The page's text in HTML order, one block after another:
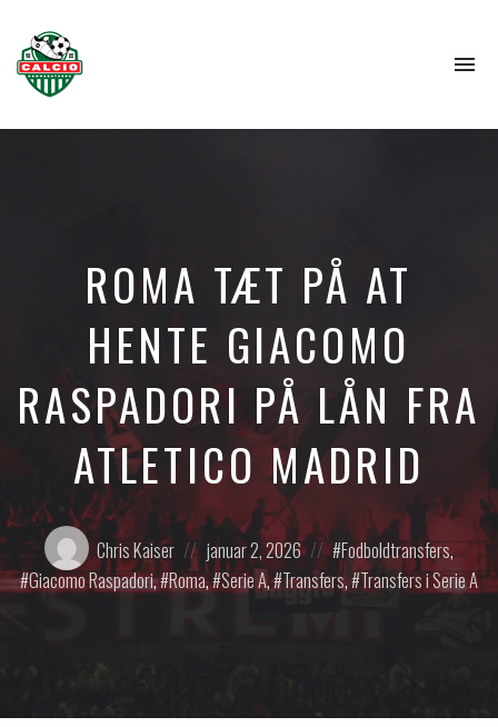
ROMA TÆT PÅ AT
HENTE GIACOMO
RASPADORI PÅ LÅN FRA
ATLETICO MADRID
Posted
by:
Chris Kaiser
Posted
on
januar 2, 2026
Posted
in:Fodboldtransfers,
Giacomo Raspadori, Roma, Serie A, Transfers, Transfers i Serie A